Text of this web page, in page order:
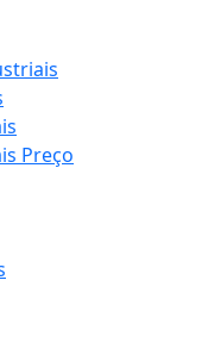
Preço